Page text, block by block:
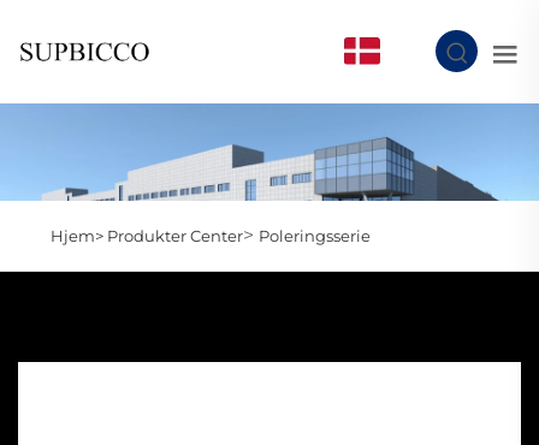
Hjem> Produkter Center> Poleringsserie